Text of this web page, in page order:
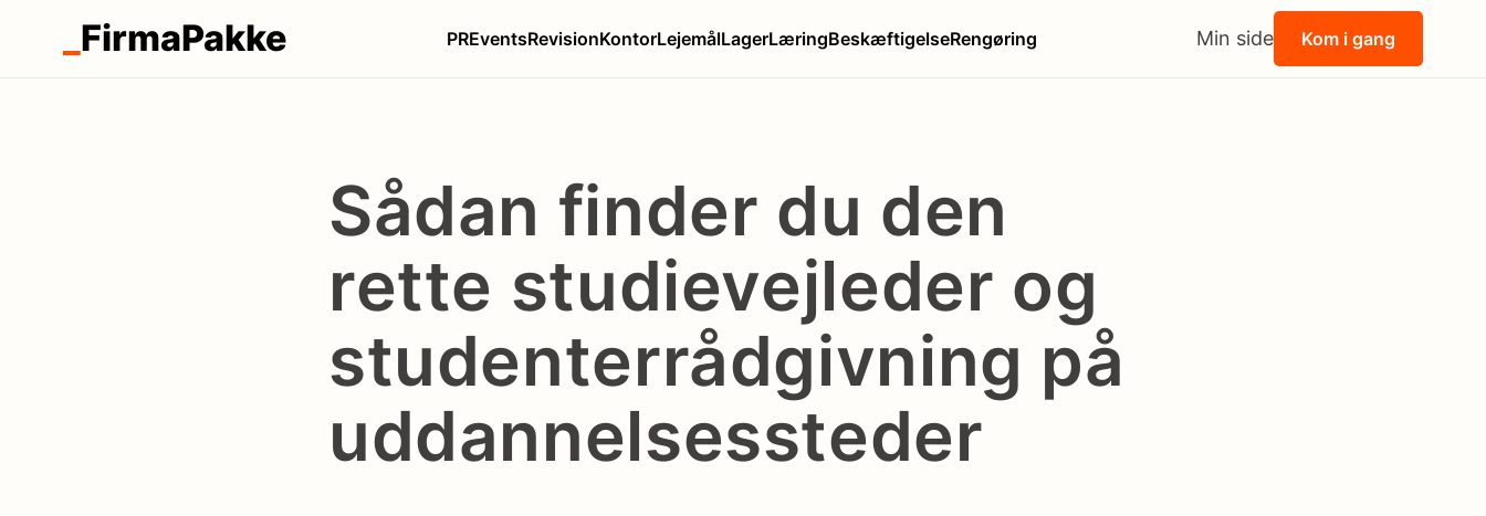
FirmaPakke PREventsRevisionKontorLejemålLagerLæringBeskæftigelseRengøring Min side Kom i gang
Sådan finder du den
rette studievejleder og
studenterrådgivning på
uddannelsessteder